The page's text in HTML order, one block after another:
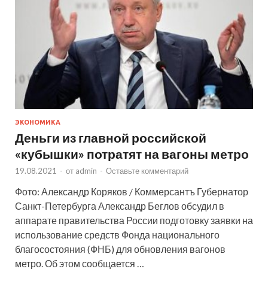
ЭКОНОМИКА
Деньги из главной российской
«кубышки» потратят на вагоны метро
19.08.2021 - от admin - Оставьте комментарий
Фото: Александр Коряков / Коммерсантъ Губернатор
Санкт-Петербурга Александр Беглов обсудил в
аппарате правительства России подготовку заявки на
использование средств Фонда национального
благосостояния (ФНБ) для обновления вагонов
метро. Об этом сообщается …